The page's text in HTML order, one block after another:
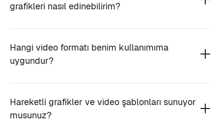
grafikleri nasıl edinebilirim?
Hangi video formatı benim kullanımıma
uygundur?
Hareketli grafikler ve video şablonları sunuyor
musunuz?